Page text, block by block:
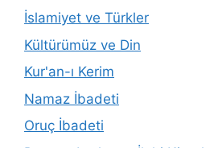
İslamiyet ve Türkler
Kültürümüz ve Din
Kur'an-ı Kerim
Namaz İbadeti
Oruç İbadeti